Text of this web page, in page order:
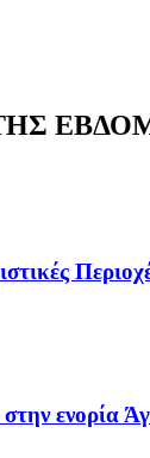
ενορία